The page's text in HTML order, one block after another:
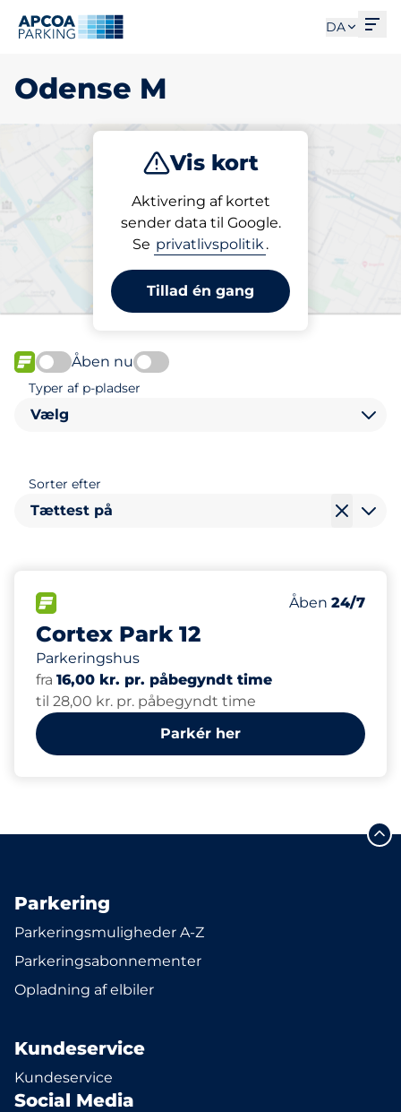
DA
Odense M
Vis kort
Aktivering af kortet
sender data til Google.
Se privatlivspolitik.
Tillad én gang
Abonnement
Vælg din p-plads i Odense
FLOW
Åben nu
Typer af p-pladser
Vælg
Sorter efter
Tættest på
Cortex Park 12
Parkeringshus
Antal
Antal pladser
396
Lørdag
Åben 24/7
fra 16,00 kr. pr. påbegyndt time
til 28,00 kr. pr. påbegyndt time
Parkér her
Parkering
Parkeringsmuligheder A-Z
Parkeringsabonnementer
Opladning af elbiler
Kundeservice
Kundeservice
Social Media